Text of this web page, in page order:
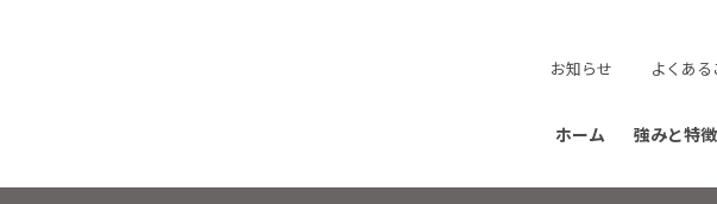
お知らせ よくあ
ホーム 強みと特徴